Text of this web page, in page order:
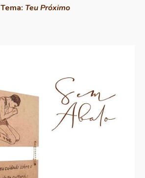
Tema: Teu Próximo